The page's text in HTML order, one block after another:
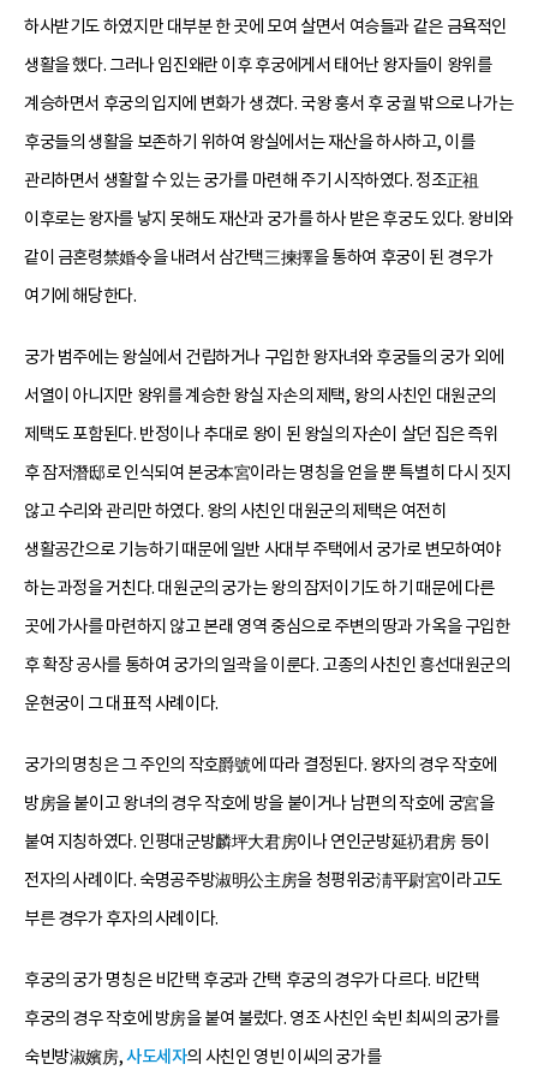
하사받기도 하였지만 대부분 한 곳에 모여 살면서 여승들과 같은 금욕적인
생활을 했다. 그러나 임진왜란 이후 후궁에게서 태어난 왕자들이 왕위를
계승하면서 후궁의 입지에 변화가 생겼다. 국왕 훙서 후 궁궐 밖으로 나가는
후궁들의 생활을 보존하기 위하여 왕실에서는 재산을 하사하고, 이를
관리하면서 생활할 수 있는 궁가를 마련해 주기 시작하였다. 정조正祖
이후로는 왕자를 낳지 못해도 재산과 궁가를 하사 받은 후궁도 있다. 왕비와
같이 금혼령禁婚令을 내려서 삼간택三揀擇을 통하여 후궁이 된 경우가
여기에 해당한다.
궁가 범주에는 왕실에서 건립하거나 구입한 왕자녀와 후궁들의 궁가 외에
서열이 아니지만 왕위를 계승한 왕실 자손의 제택, 왕의 사친인 대원군의
제택도 포함된다. 반정이나 추대로 왕이 된 왕실의 자손이 살던 집은 즉위
후 잠저潛邸로 인식되여 본궁本宮이라는 명칭을 얻을 뿐 특별히 다시 짓지
않고 수리와 관리만 하였다. 왕의 사친인 대원군의 제택은 여전히
생활공간으로 기능하기 때문에 일반 사대부 주택에서 궁가로 변모하여야
하는 과정을 거친다. 대원군의 궁가는 왕의 잠저이기도 하기 때문에 다른
곳에 가사를 마련하지 않고 본래 영역 중심으로 주변의 땅과 가옥을 구입한
후 확장 공사를 통하여 궁가의 일곽을 이룬다. 고종의 사친인 흥선대원군의
운현궁이 그 대표적 사례이다.
궁가의 명칭은 그 주인의 작호爵號에 따라 결정된다. 왕자의 경우 작호에
방房을 붙이고 왕녀의 경우 작호에 방을 붙이거나 남편의 작호에 궁宮을
붙여 지칭하였다. 인평대군방麟坪大君房이나 연인군방延礽君房 등이
전자의 사례이다. 숙명공주방淑明公主房을 청평위궁淸平尉宮이라고도
부른 경우가 후자의 사례이다.
후궁의 궁가 명칭은 비간택 후궁과 간택 후궁의 경우가 다르다. 비간택
후궁의 경우 작호에 방房을 붙여 불렀다. 영조 사친인 숙빈 최씨의 궁가를
숙빈방淑嬪房,사도세자의 사친인 영빈 이씨의 궁가를